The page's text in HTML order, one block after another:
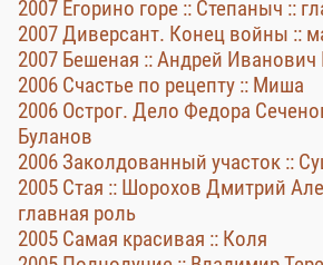
2007 Егорино горе :: Степаныч ::
2007 Диверсант. Конец войны ::
2007 Бешеная :: Андрей
2006 Счастье по рецепту :: Миша
2006 Острог. Дело Федора
Буланов
2006 Заколдованный участок ::
2005 Стая :: Шорохов Дмитрий
главная роль
2005 Самая красивая :: Коля